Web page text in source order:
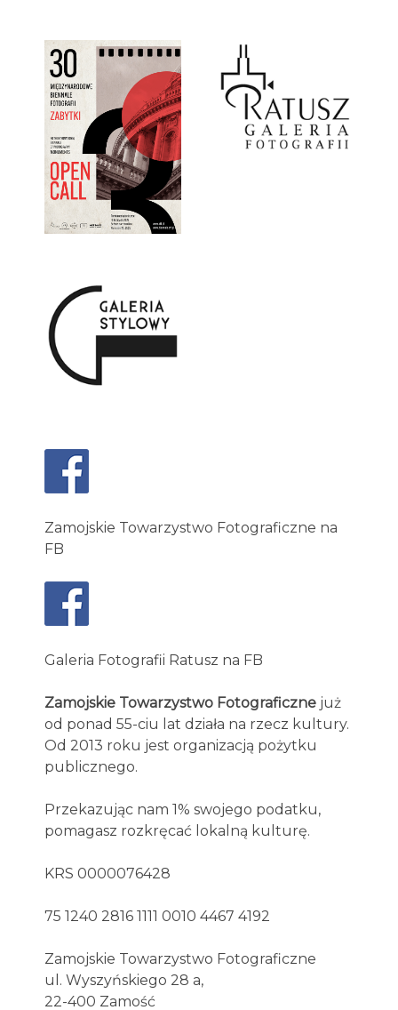
Zamojskie Towarzystwo Fotograficzne na
FB
Galeria Fotografii Ratusz na FB
Zamojskie Towarzystwo Fotograficzne już
od ponad 55-ciu lat działa na rzecz kultury.
Od 2013 roku jest organizacją pożytku
publicznego.
Przekazując nam 1% swojego podatku,
pomagasz rozkręcać lokalną kulturę.
KRS 0000076428
75 1240 2816 1111 0010 4467 4192
Zamojskie Towarzystwo Fotograficzne
ul. Wyszyńskiego 28 a,
22-400 Zamość